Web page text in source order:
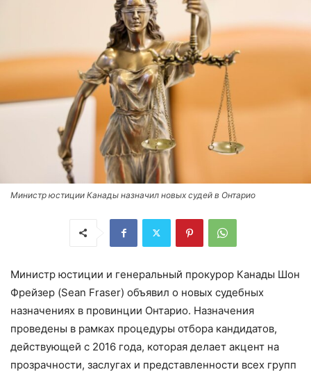
Министр юстиции Канады назначил новых судей в Онтарио
Министр юстиции и генеральный прокурор Канады Шон
Фрейзер (Sean Fraser) объявил о новых судебных
назначениях в провинции Онтарио. Назначения
проведены в рамках процедуры отбора кандидатов,
действующей с 2016 года, которая делает акцент на
прозрачности, заслугах и представленности всех групп